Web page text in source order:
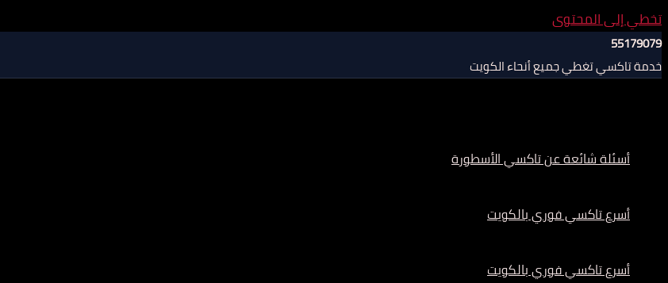
تخطي إلى المحتوى
55179079
خدمة تاكسي تغطي جميع أنحاء الكويت
أسئلة شائعة عن تاكسي الأسطورة
أسرع تاكسي فوري بالكويت
أسرع تاكسي فوري بالكويت